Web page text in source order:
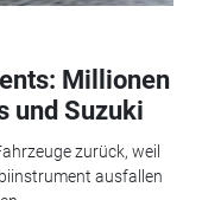
Millionen
und Suzuki
zurück, weil
ausfallen